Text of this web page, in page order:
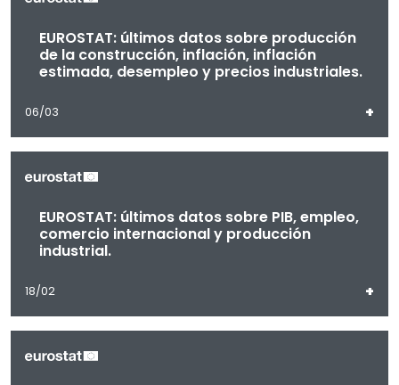
EUROSTAT: últimos datos sobre producción
de la construcción, inflación, inflación
estimada, desempleo y precios industriales.
06/03 +
EUROSTAT: últimos datos sobre PIB, empleo,
comercio internacional y producción
industrial.
18/02 +